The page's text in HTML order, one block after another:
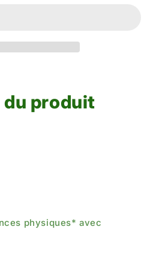
produit
physiques* avec